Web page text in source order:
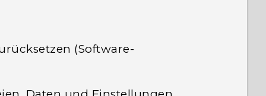
(Software-